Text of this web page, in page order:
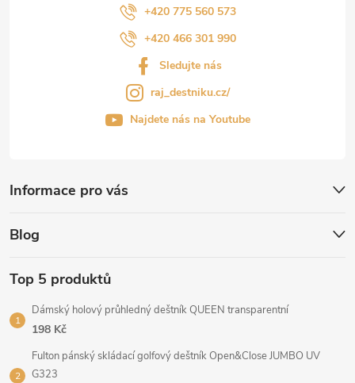
Informace pro vás
Blog
Top 5 produktů
Dámský holový průhledný deštník QUEEN transparentní
198 Kč
Fulton pánský skládací golfový deštník Open&Close JUMBO UV
G323
+420 775 560 573
+420 466 301 990
Sledujte nás
raj_destniku.cz/
Najdete nás na Youtube